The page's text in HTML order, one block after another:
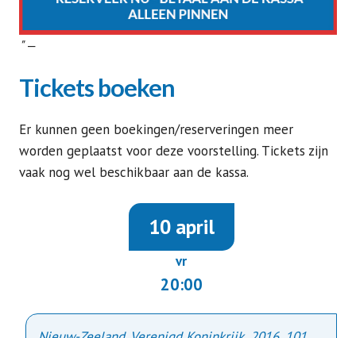
"‒
Tickets boeken
Er kunnen geen boekingen/reserveringen meer
worden geplaatst voor deze voorstelling. Tickets zijn
vaak nog wel beschikbaar aan de kassa.
10 april
vr
20:00